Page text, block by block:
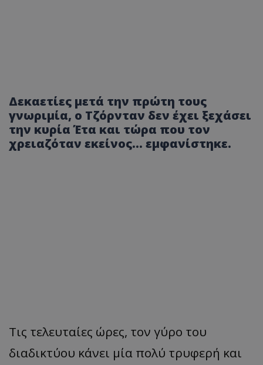
Δεκαετίες μετά την πρώτη τους
γνωριμία, ο Τζόρνταν δεν έχει ξεχάσει
την κυρία Έτα και τώρα που τον
χρειαζόταν εκείνος... εμφανίστηκε.
Τις τελευταίες ώρες, τον γύρο του
διαδικτύου κάνει μία πολύ τρυφερή και